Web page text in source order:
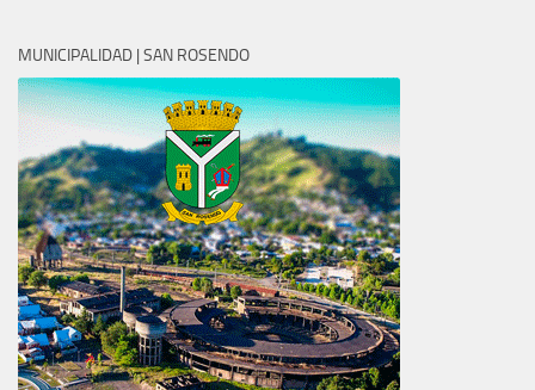
MUNICIPALIDAD | SAN ROSENDO